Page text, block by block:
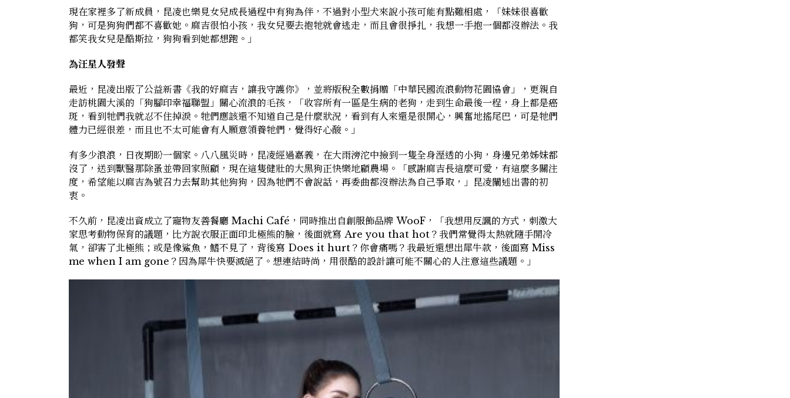
現在家裡多了新成員，昆凌也樂見女兒成長過程中有狗為伴，不過對小型犬來說小孩可能有點難相處，「妹妹很喜歡
狗，可是狗狗們都不喜歡她。麻吉很怕小孩，我女兒要去抱牠就會逃走，而且會很掙扎，我想一手抱一個都沒辦法。我
都笑我女兒是酷斯拉，狗狗看到她都想跑。」
為汪星人發聲
最近，昆凌出版了公益新書《我的好麻吉，讓我守護你》，並將版稅全數捐贈「中華民國流浪動物花園協會」，更親自
走訪桃園大溪的「狗腳印幸福聯盟」關心流浪的毛孩，「收容所有一區是生病的老狗，走到生命最後一程，身上都是癌
斑，看到牠們我就忍不住掉淚。牠們應該還不知道自己是什麼狀況，看到有人來還是很開心，興奮地搖尾巴，可是牠們
體力已經很差，而且也不太可能會有人願意領養牠們，覺得好心酸。」
有多少浪浪，日夜期盼一個家。八八風災時，昆凌經過嘉義，在大雨滂沱中撿到一隻全身溼透的小狗，身邊兄弟姊妹都
沒了，送到獸醫那除蚤並帶回家照顧，現在這隻健壯的大黑狗正快樂地顧農場。「感謝麻吉長這麼可愛，有這麼多關注
度，希望能以麻吉為號召力去幫助其他狗狗，因為牠們不會說話，再委曲都沒辦法為自己爭取，」昆凌闡述出書的初
衷。
不久前，昆凌出資成立了寵物友善餐廳 Machi Café，同時推出自創服飾品牌 WooF，「我想用反諷的方式，刺激大
家思考動物保育的議題，比方說衣服正面印北極熊的臉，後面就寫 Are you that hot？我們常覺得太熱就隨手開冷
氣，卻害了北極熊；或是像鯊魚，鰭不見了，背後寫 Does it hurt？你會痛嗎？我最近還想出犀牛款，後面寫 Miss
me when I am gone？因為犀牛快要滅絕了。想連結時尚，用很酷的設計讓可能不關心的人注意這些議題。」